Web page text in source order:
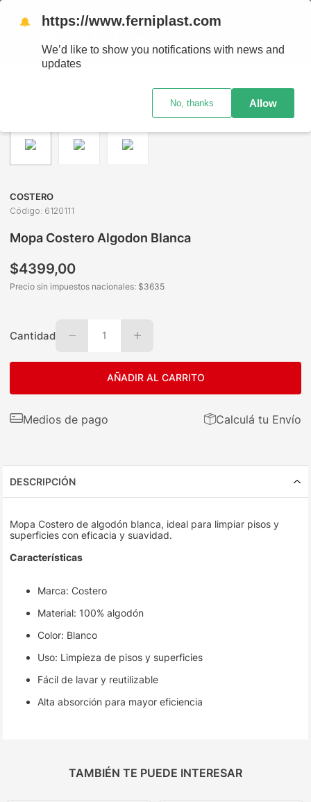
COSTERO
Código: 6120111
Mopa Costero Algodon Blanca
$4399,00
Precio sin impuestos nacionales: $3635
Cantidad 1
AÑADIR AL CARRITO
Medios de pago Calculá tu Envío
DESCRIPCIÓN
Mopa Costero de algodón blanca, ideal para limpiar pisos y
superficies con eficacia y suavidad.
Características
Marca: Costero
Material: 100% algodón
Color: Blanco
Uso: Limpieza de pisos y superficies
Fácil de lavar y reutilizable
Alta absorción para mayor eficiencia
TAMBIÉN TE PUEDE INTERESAR
🔔 https://www.ferniplast.com
We’d like to show you notifications with news and
updates
No, thanks Allow